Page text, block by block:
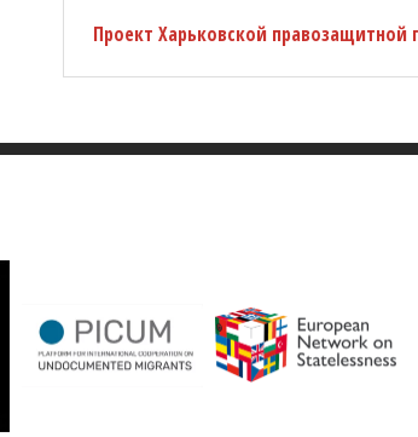
Проект Харьковской правозащитной